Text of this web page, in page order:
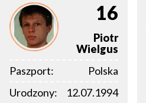
16
Piotr
Wielgus
Paszport:
Polska
Urodzony:
12.07.1994